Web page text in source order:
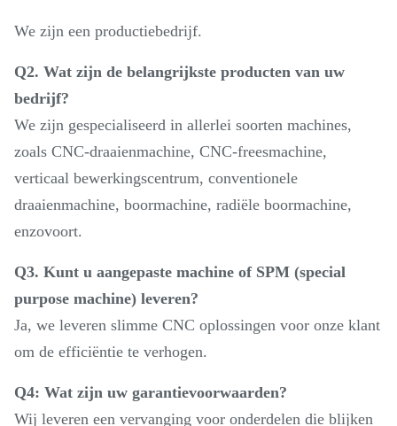
We zijn een productiebedrijf.
Q2. Wat zijn de belangrijkste producten van uw
bedrijf?
We zijn gespecialiseerd in allerlei soorten machines,
zoals CNC-draaienmachine, CNC-freesmachine,
verticaal bewerkingscentrum, conventionele
draaienmachine, boormachine, radiële boormachine,
enzovoort.
Q3. Kunt u aangepaste machine of SPM (special
purpose machine) leveren?
Ja, we leveren slimme CNC oplossingen voor onze klant
om de efficiëntie te verhogen.
Q4: Wat zijn uw garantievoorwaarden?
Wij leveren een vervanging voor onderdelen die blijken